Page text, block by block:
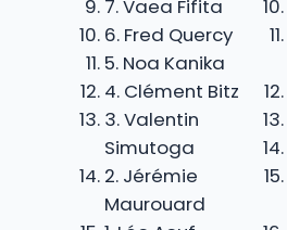
7. Vaea Fifita
6. Fred Quercy
5. Noa Kanika
4. Clément Bitz
3. Valentin
Simutoga
2. Jérémie
Maurouard